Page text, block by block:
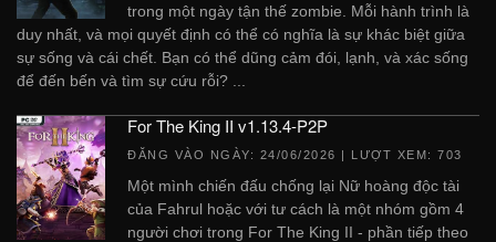
trong một ngày tận thế zombie. Mỗi hành trình là
duy nhất, và mọi quyết định có thể có nghĩa là sự khác biệt giữa
sự sống và cái chết. Bạn có thể dũng cảm đói, lạnh, và xác sống
để đến bến và tìm sự cứu rỗi? ...
For The King II v1.13.4-P2P
ĐĂNG VÀO NGÀY: 24/06/2026 | LƯỢT XEM: 703
Một mình chiến đấu chống lại Nữ hoàng độc tài
của Fahrul hoặc với tư cách là một nhóm gồm 4
người chơi trong For The King II - phần tiếp theo